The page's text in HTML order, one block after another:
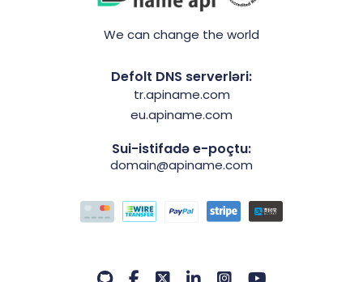
We can change the world
Defolt DNS serverləri:
tr.apiname.com
eu.apiname.com
Sui-istifadə e-poçtu:
domain@apiname.com